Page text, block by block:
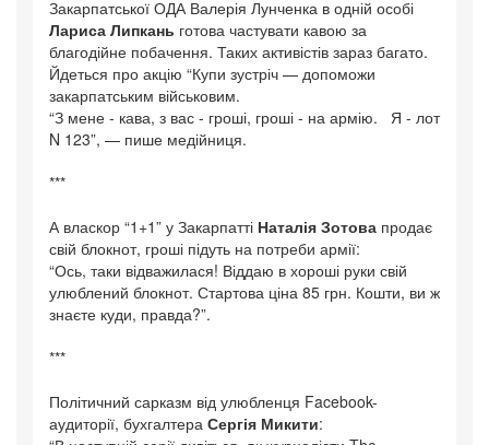
Закарпатської ОДА Валерія Лунченка в одній особі
Лариса Липкань готова частувати кавою за
благодійне побачення. Таких активістів зараз багато.
Йдеться про акцію “Купи зустріч — допоможи
закарпатським військовим.
“З мене - кава, з вас - гроші, гроші - на армію. Я - лот
N 123”, — пише медійниця.
***
А власкор “1+1” у Закарпатті Наталія Зотова продає
свій блокнот, гроші підуть на потреби армії:
“Ось, таки відважилася! Віддаю в хороші руки свій
улюблений блокнот. Стартова ціна 85 грн. Кошти, ви ж
знаєте куди, правда?”.
***
Політичний сарказм від улюбленця Facebook-
аудиторії, бухгалтера Сергія Микити: